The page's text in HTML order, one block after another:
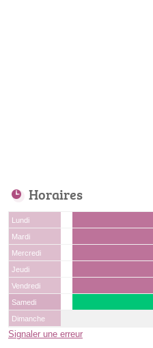
Horaires
Lundi
Mardi
Mercredi
Jeudi
Vendredi
Samedi
Dimanche
Signaler une erreur